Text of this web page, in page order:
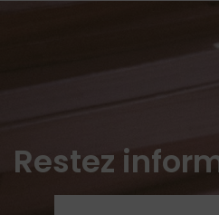
Restez